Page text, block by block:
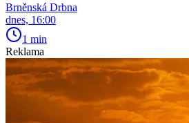
Brněnská Drbna
dnes, 16:00
1 min
Reklama